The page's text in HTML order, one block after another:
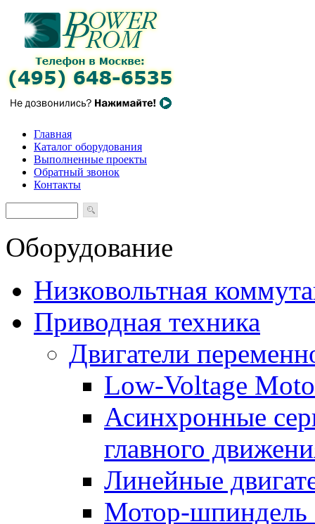
Главная
Каталог оборудования
Выполненные проекты
Обратный звонок
Контакты
Оборудование
Низковольтная
Приводная техника
Двигатели
Low-Voltage
Асинхронные
главного
Линейные
Мотор-шпиндель